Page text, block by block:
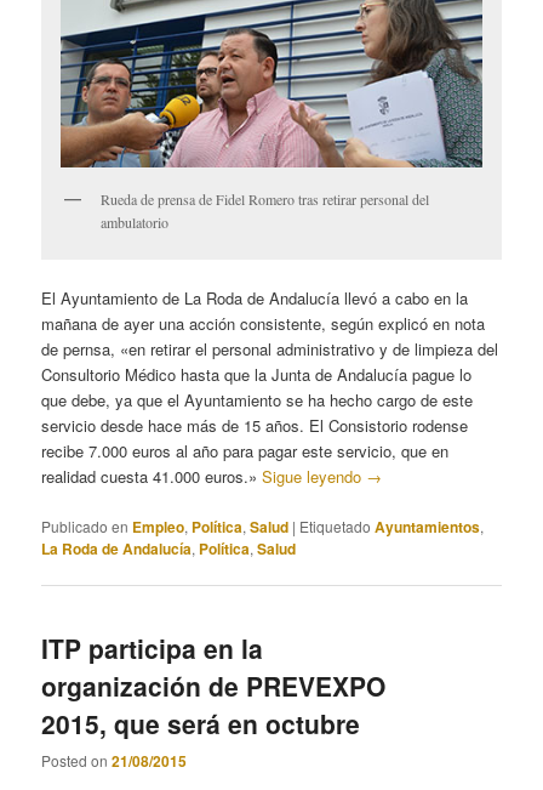
Rueda de prensa de Fidel Romero tras retirar personal del
ambulatorio
El Ayuntamiento de La Roda de Andalucía llevó a cabo en la
mañana de ayer una acción consistente, según explicó en nota
de pernsa, «en retirar el personal administrativo y de limpieza del
Consultorio Médico hasta que la Junta de Andalucía pague lo
que debe, ya que el Ayuntamiento se ha hecho cargo de este
servicio desde hace más de 15 años. El Consistorio rodense
recibe 7.000 euros al año para pagar este servicio, que en
realidad cuesta 41.000 euros.»Sigue leyendo →
Publicado en Empleo, Política,Salud | Etiquetado Ayuntamientos,
La Roda de Andalucía, Política,Salud
ITP participa en la
organización de PREVEXPO
2015, que será en octubre
Posted on21/08/2015